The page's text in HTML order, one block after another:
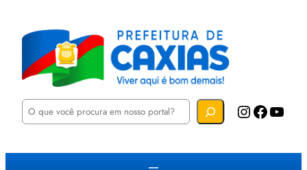
P
u
Instagram Facebook YouTube